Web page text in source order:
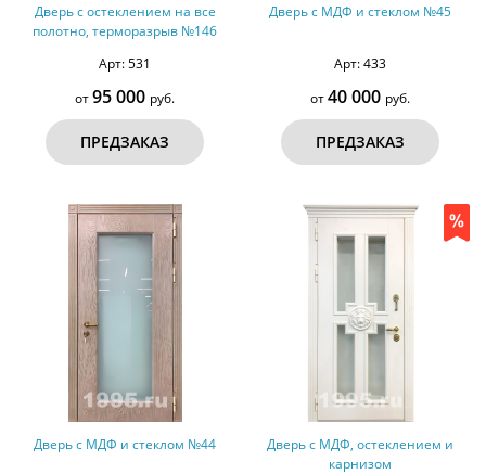
Дверь с остеклением на все
полотно, терморазрыв №146
Арт: 531
от95 000 руб.
ПРЕДЗАКАЗ
Дверь с МДФ и стеклом №45
Арт: 433
от40 000 руб.
ПРЕДЗАКАЗ
Дверь с МДФ и стеклом №44
Дверь с МДФ, остеклением и
карнизом